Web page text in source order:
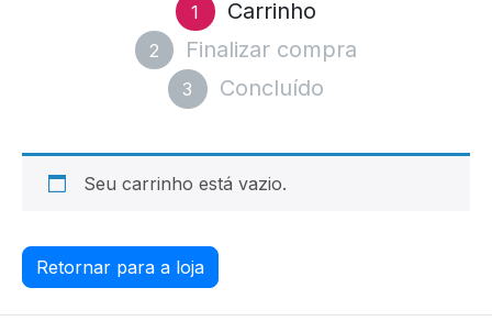
1 Carrinho
2 Finalizar compra
3 Concluído
Seu carrinho está vazio.
Retornar para a loja